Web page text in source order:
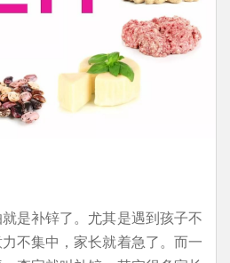
是补锌了。尤其是遇到孩子不
不集中，家长就着急了。而一